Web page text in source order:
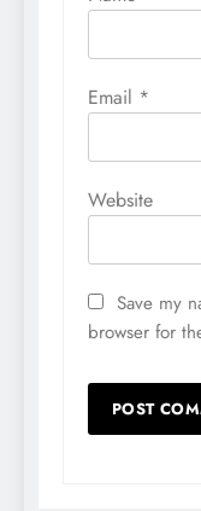
Email *
Website
Save my
browser for